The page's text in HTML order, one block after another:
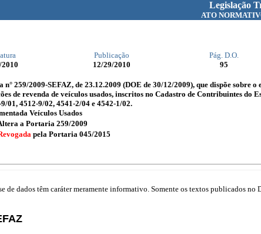
Legislação
ATO
Publicação Pág. D.O.
12/29/2010 95
259/2009-SEFAZ, de 23.12.2009 (DOE de 30/12/2009), que dispõe sobre
de revenda de veículos usados, inscritos no Cadastro de Contribuintes do
01, 4512-9/02, 4541-2/04 e 4542-1/02.
Veículos Usados
a Portaria 259/2009
pela Portaria 045/2015
de dados têm caráter meramente informativo. Somente os textos publicados